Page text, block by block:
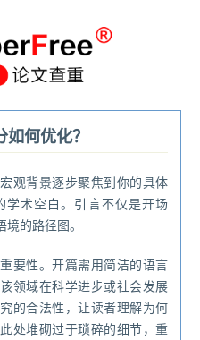
何优化？
观背景逐步聚焦到你的具体
术空白。引言不仅是开场
的路径图。
要性。开篇需用简洁的语言
领域在科学进步或社会发展
的合法性，让读者理解为何
处堆砌过于琐碎的细节，重